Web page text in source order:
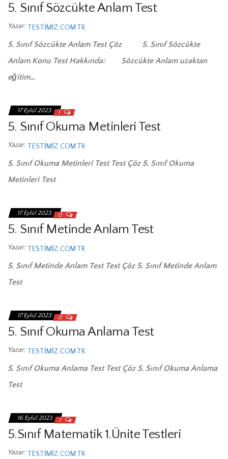
5. Sınıf Sözcükte Anlam Test
Yazar: TESTIMIZ.COM.TR
5. Sınıf Sözcükte Anlam Test Çöz 5. Sınıf Sözcükte
Anlam Konu Test Hakkında: Sözcükte Anlam uzaktan
eğitim…
17 Eylül 2023 1
5. Sınıf Okuma Metinleri Test
Yazar: TESTIMIZ.COM.TR
5. Sınıf Okuma Metinleri Test Test Çöz 5. Sınıf Okuma
Metinleri Test
17 Eylül 2023 0
5. Sınıf Metinde Anlam Test
Yazar: TESTIMIZ.COM.TR
5. Sınıf Metinde Anlam Test Test Çöz 5. Sınıf Metinde Anlam
Test
17 Eylül 2023 0
5. Sınıf Okuma Anlama Test
Yazar: TESTIMIZ.COM.TR
5. Sınıf Okuma Anlama Test Test Çöz 5. Sınıf Okuma Anlama
Test
16 Eylül 2023 1
5.Sınıf Matematik 1.Ünite Testleri
Yazar: TESTIMIZ.COM.TR